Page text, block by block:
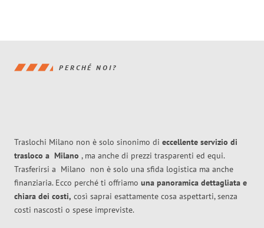
PERCHÉ NOI?
Traslochi Milano non è solo sinonimo di eccellente servizio di
trasloco a Milano , ma anche di prezzi trasparenti ed equi.
Trasferirsi a Milano non è solo una sfida logistica ma anche
finanziaria. Ecco perché ti offriamo una panoramica dettagliata e
chiara dei costi, così saprai esattamente cosa aspettarti, senza
costi nascosti o spese impreviste.